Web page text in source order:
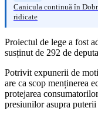
Canicula continuă în
ridicate
Proiectul de lege a fost
susținut de 292 de
Potrivit expunerii de
are ca scop menținerea
protejarea
presiunilor asupra puterii